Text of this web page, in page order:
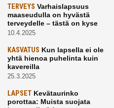
TERVEYS Varhaislapsuus
maaseudulla on hyvästä
terveydelle – tästä on kyse
10.4.2025
KASVATUS Kun lapsella ei ole
yhtä hienoa puhelinta kuin
kavereilla
25.3.2025
LAPSET Kevätaurinko
porottaa: Muista suojata